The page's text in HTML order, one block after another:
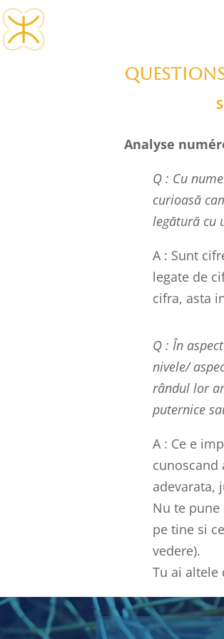
Analyse
Q : Cu
curioasă
legătură cu
A : Sunt
legate de
cifra, asta
Q : În
nivele/
rândul lor
puternice
A : Ce e
cunoscand
adevarata,
Nu te
pe tine si
vedere).
Tu ai altele